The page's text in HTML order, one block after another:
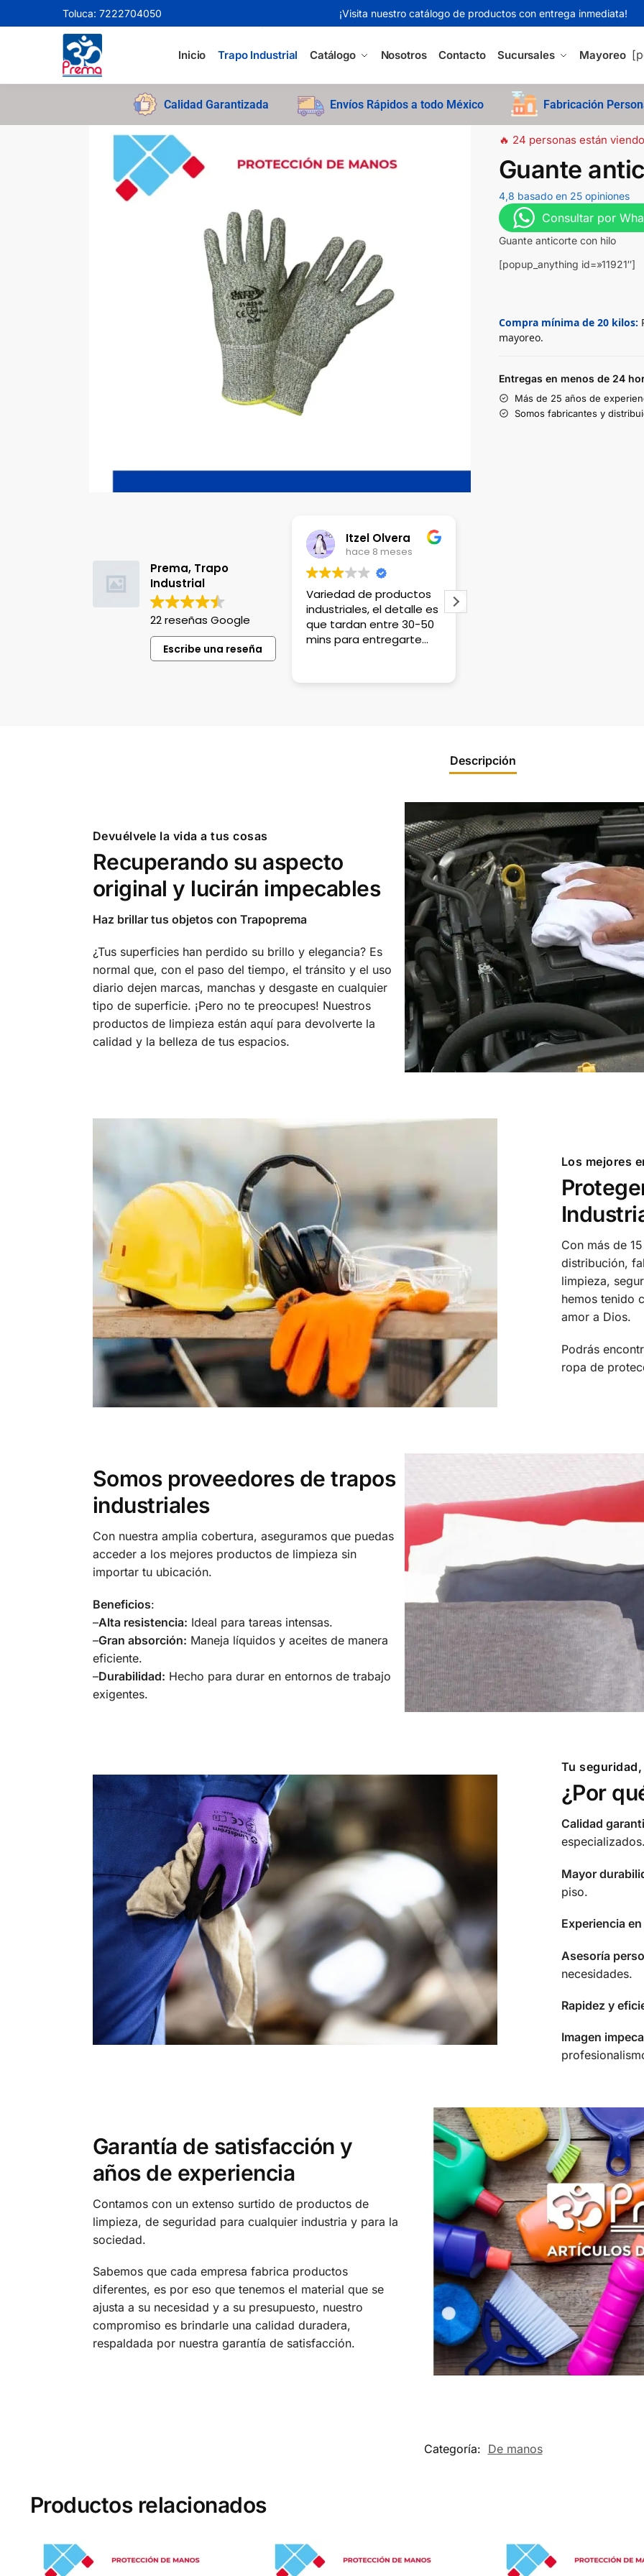
Toluca: 7222704050 ¡Visita nuestro catálogo de productos con entrega inmediata!
Inicio Trapo Industrial Catálogo Nosotros Contacto Sucursales Mayoreo
Search
Calidad Garantizada Envíos Rápidos a todo México Fabricación
Prema, Trapo
Industrial
22 reseñas Google
Escribe una reseña
Variedad de productos
industriales, el detalle es
que tardan entre 30-50
mins para entregarte
tus productos.
Lili Lopez
Venden productos que
no en cualquier lado
encuentras, el único
detalle es que no hay
porque hay estradas
🔥 24 personas están
Guante
4,8 basado en 25 opiniones
Consultar por
Guante anticorte con hilo
[popup_anything id=»11921″]
Compra mínima de 20 kilos:
mayoreo.
Entregas en menos de 24
Más de 25 años de
Somos fabricantes y
Descripción
Devuélvele la vida a tus cosas
Recuperando su aspecto
original y lucirán impecables
Haz brillar tus objetos con Trapoprema
¿Tus superficies han perdido su brillo y elegancia? Es
normal que, con el paso del tiempo, el tránsito y el uso
diario dejen marcas, manchas y desgaste en cualquier
tipo de superficie. ¡Pero no te preocupes! Nuestros
productos de limpieza están aquí para devolverte la
calidad y la belleza de tus espacios.
Los mejores
Con más de
distribución,
limpieza,
hemos tenido
amor a Dios.
Podrás
ropa de
Somos proveedores de trapos
industriales
Con nuestra amplia cobertura, aseguramos que puedas
acceder a los mejores productos de limpieza sin
importar tu ubicación.
Beneficios:
–Alta resistencia: Ideal para tareas intensas.
–Gran absorción: Maneja líquidos y aceites de manera
eficiente.
–Durabilidad: Hecho para durar en entornos de trabajo
exigentes.
Tu
¿Por
Calidad
especializados.
Mayor
piso.
Experiencia
Asesoría
necesidades.
Rapidez y
Imagen
Garantía de satisfacción y
años de experiencia
Contamos con un extenso surtido de productos de
limpieza, de seguridad para cualquier industria y para la
sociedad.
Sabemos que cada empresa fabrica productos
diferentes, es por eso que tenemos el material que se
ajusta a su necesidad y a su presupuesto, nuestro
compromiso es brindarle una calidad duradera,
respaldada por nuestra garantía de satisfacción.
Categoría: De manos
Productos relacionados